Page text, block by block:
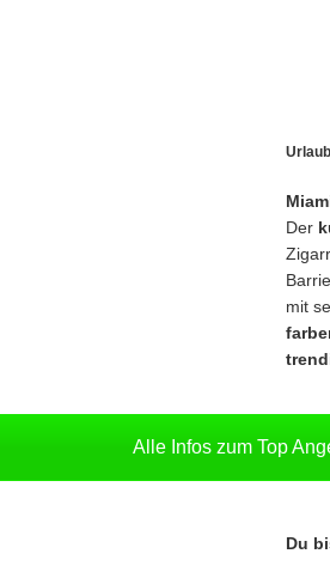
Der
mit
Alle Infos zum Top
Du